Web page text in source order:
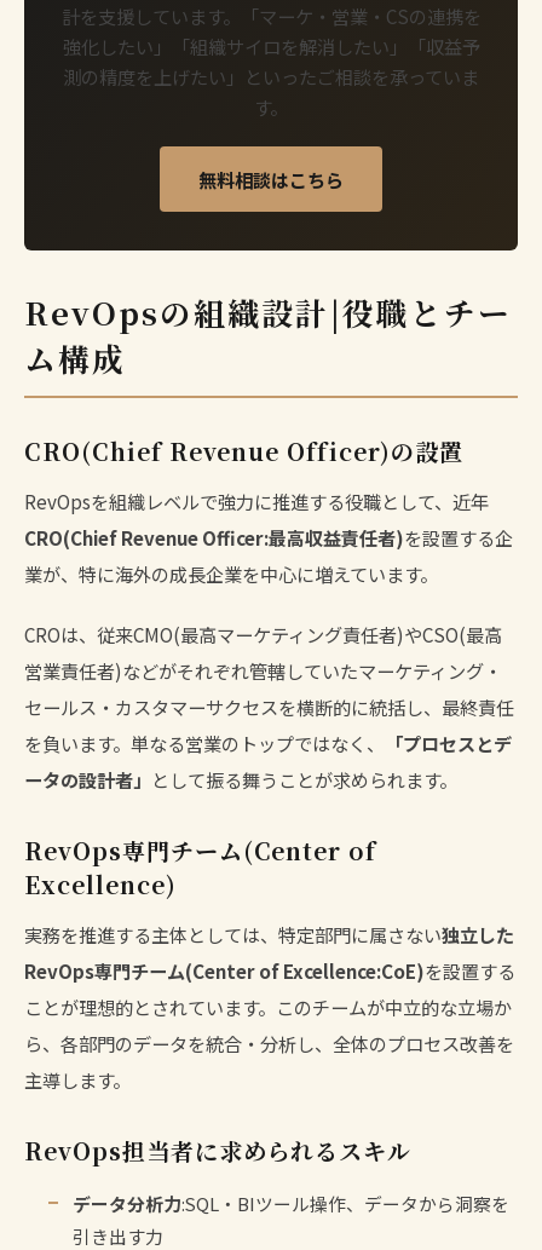
計を支援しています。「マーケ・営業・CSの連携を
強化したい」「組織サイロを解消したい」「収益予
測の精度を上げたい」といったご相談を承っていま
す。
無料相談はこちら
RevOpsの組織設計|役職とチー
ム構成
CRO(Chief Revenue Officer)の設置
RevOpsを組織レベルで強力に推進する役職として、近年
CRO(Chief Revenue Officer:最高収益責任者)を設置する企
業が、特に海外の成長企業を中心に増えています。
CROは、従来CMO(最高マーケティング責任者)やCSO(最高
営業責任者)などがそれぞれ管轄していたマーケティング・
セールス・カスタマーサクセスを横断的に統括し、最終責任
を負います。単なる営業のトップではなく、
「プロセスとデ
ータの設計者」 として振る舞うことが求められます。
RevOps専門チーム(Center of
Excellence)
実務を推進する主体としては、特定部門に属さない独立した
RevOps専門チーム(Center of Excellence:CoE)を設置する
ことが理想的とされています。このチームが中立的な立場か
ら、各部門のデータを統合・分析し、全体のプロセス改善を
主導します。
RevOps担当者に求められるスキル
データ分析力:SQL・BIツール操作、データから洞察を
引き出す力